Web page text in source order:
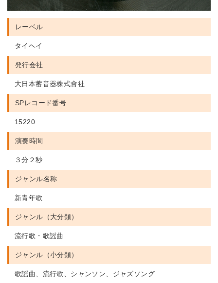
タイヘイ和洋樂團 演奏者
レーベル
タイヘイ
発行会社
大日本蓄音器株式會社
SPレコード番号
15220
演奏時間
３分２秒
ジャンル名称
新青年歌
ジャンル（大分類）
流行歌・歌謡曲
ジャンル（小分類）
歌謡曲、流行歌、シャンソン、ジャズソング